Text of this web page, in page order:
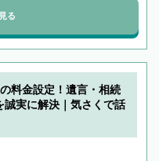
る
料金設定！遺言・相続
実に解決｜気さくで話